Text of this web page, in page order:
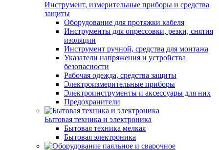
Инструмент, измерительные приборы и средства
защиты
Оборудование для протяжки кабеля
Инструменты для опрессовки, резки, снятия
изоляции
Инструмент ручной, средства для монтажа
Указатели напряжения и устройства
безопасности
Рабочая одежда, средства защиты
Электроизмерительные приборы
Электроинструменты и аксессуары для них
Предохранители
Бытовая техника и электроника
Бытовая техника мелкая
Бытовая электроника